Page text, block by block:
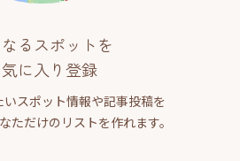
るスポットを
に入り登録
いスポット情報や記事投稿を
ただけのリストを作れます。